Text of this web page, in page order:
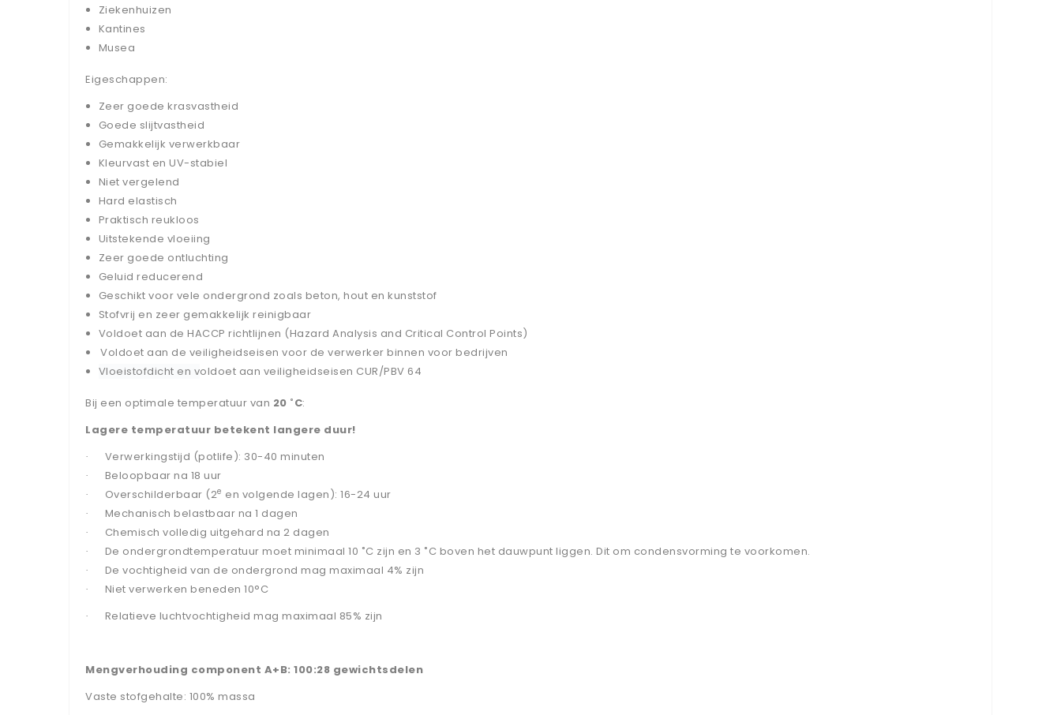
Ziekenhuizen
Kantines
Musea
Eigeschappen:
Zeer goede krasvastheid
Goede slijtvastheid
Gemakkelijk verwerkbaar
Kleurvast en UV-stabiel
Niet vergelend
Hard elastisch
Praktisch reukloos
Uitstekende vloeiing
Zeer goede ontluchting
Geluid reducerend
Geschikt voor vele ondergrond zoals beton, hout en kunststof
Stofvrij en zeer gemakkelijk reinigbaar
Voldoet aan de HACCP richtlijnen (Hazard Analysis and Critical Control Points)
Voldoet aan de veiligheidseisen voor de verwerker binnen voor bedrijven
Vloeistofdicht en voldoet aan veiligheidseisen CUR/PBV 64
Bij een optimale temperatuur van 20 ˚C:
Lagere temperatuur betekent langere duur!
· Verwerkingstijd (potlife): 30-40 minuten
· Beloopbaar na 18 uur
· Overschilderbaar (2e en volgende lagen): 16-24 uur
· Mechanisch belastbaar na 1 dagen
· Chemisch volledig uitgehard na 2 dagen
· De ondergrondtemperatuur moet minimaal 10 ˚C zijn en 3 ˚C boven het dauwpunt liggen. Dit om condensvorming te voorkomen.
· De vochtigheid van de ondergrond mag maximaal 4% zijn
· Niet verwerken beneden 10°C
· Relatieve luchtvochtigheid mag maximaal 85% zijn
Mengverhouding component A+B: 100:28 gewichtsdelen
Vaste stofgehalte: 100% massa